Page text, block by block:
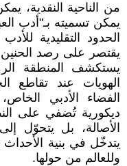
من الناحية النقدية،
يمكن تسميته بـ"أدب
الحدود التقليدية
يقتصر على رصد الحنين
يستكشف المنطقة
الهويات عند تقاطع
الفضاء الأدبي
ديكورية تُضفي على
الأصالة، بل يتحوّل
يتدخّل في بنية
وللعالم من حولها.